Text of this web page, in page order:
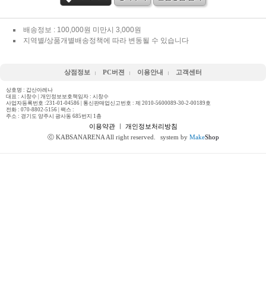
배송정보 : 100,000원 미만시 3,000원
지역별/상품개별배송정책에 따라 변동될 수 있습니다
상점정보 PC버젼 이용안내 고객센터
상호명 : 갑산아레나
대표 : 시창수 | 개인정보보호책임자 : 시창수
사업자등록번호 :231-01-04586 | 통신판매업신고번호 : 제 2010-5600089-30-2-00189호
전화 : 070-8802-5156 | 팩스 :
주소 : 경기도 양주시 광사동 685번지 1층
이용약관ㅣ 개인정보처리방침
ⓒ KABSANARENA All right reserved.
system by MakeShop